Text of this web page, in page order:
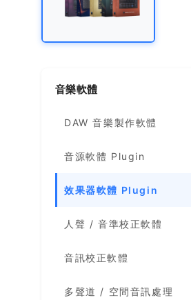
音樂軟體
DAW 音樂製作軟體
音源軟體 Plugin
效果器軟體 Plugin
人聲 / 音準校正軟體
音訊校正軟體
多聲道 / 空間音訊處理